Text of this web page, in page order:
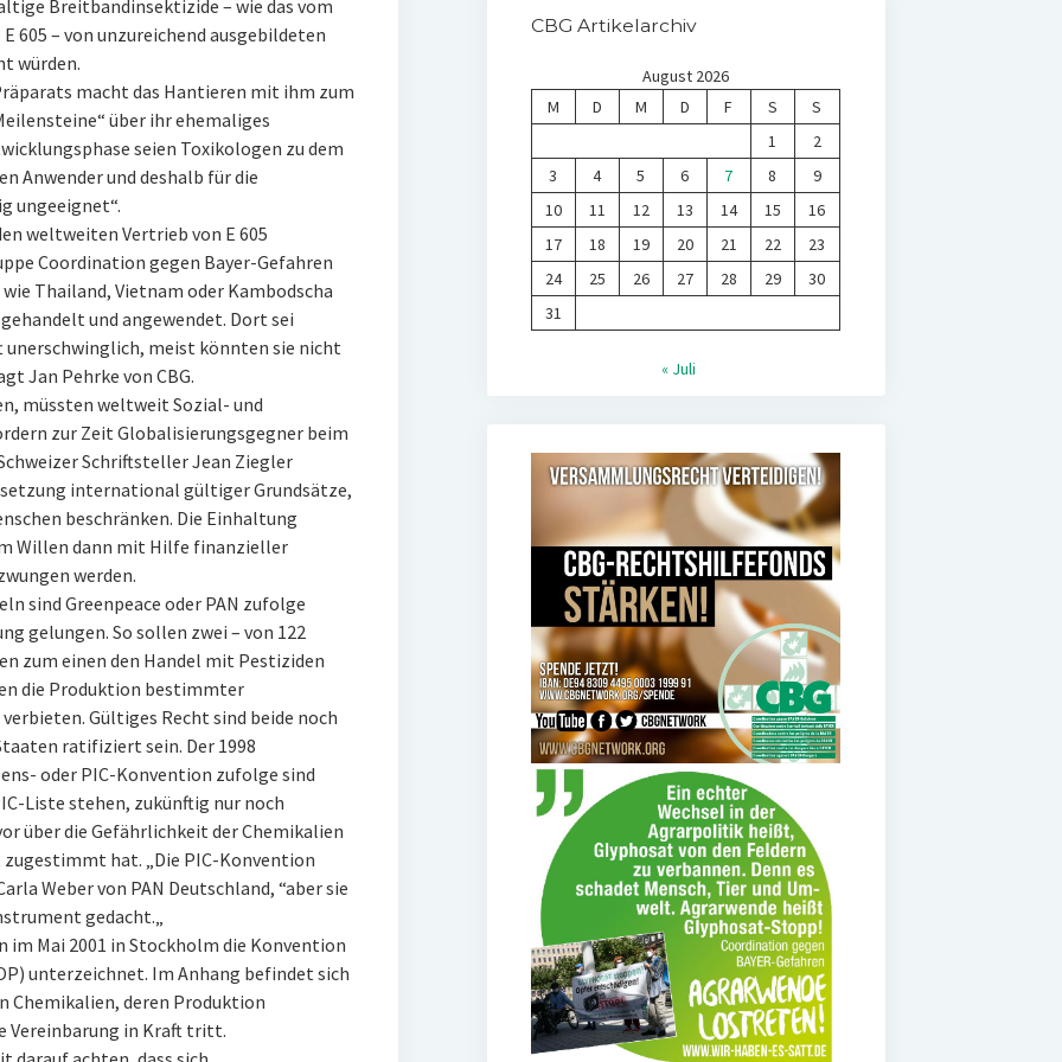
Breitbandinsektizide – wie das vom
605 – von unzureichend ausgebildeten
würden.
macht das Hantieren mit ihm zum
über ihr ehemaliges
seien Toxikologen zu dem
Anwender und deshalb für die
ungeeignet“.
weltweiten Vertrieb von E 605
Coordination gegen Bayer-Gefahren
Thailand, Vietnam oder Kambodscha
und angewendet. Dort sei
meist könnten sie nicht
Jan Pehrke von CBG.
müssten weltweit Sozial- und
zur Zeit Globalisierungsgegner beim
Schriftsteller Jean Ziegler
international gültiger Grundsätze,
beschränken. Die Einhaltung
Willen dann mit Hilfe finanzieller
werden.
sind Greenpeace oder PAN zufolge
gelungen. So sollen zwei – von 122
zum einen den Handel mit Pestiziden
die Produktion bestimmter
Gültiges Recht sind beide noch
ratifiziert sein. Der 1998
oder PIC-Konvention zufolge sind
Liste stehen, zukünftig nur noch
über die Gefährlichkeit der Chemikalien
hat. „Die PIC-Konvention
Weber von PAN Deutschland, “aber sie
gedacht.„
im Mai 2001 in Stockholm die Konvention
unterzeichnet. Im Anhang befindet sich
deren Produktion
Vereinbarung in Kraft tritt.
CBG Artikelarchiv
August 2026
M
D M D F S
S
1
2
3
4 5 6 7 8
9
10
11 12 13 14 15
16
17
18 19 20 21 22
23
24
25 26 27 28 29
30
31
« Juli